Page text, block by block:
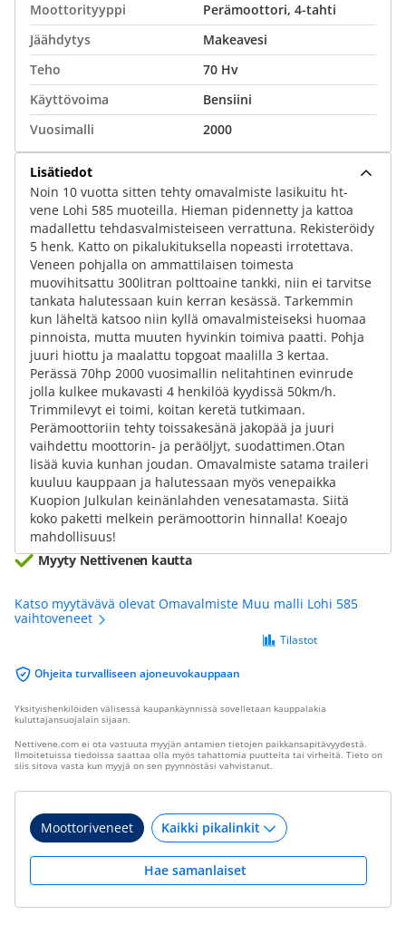
Moottorityyppi
Perämoottori, 4-tahti
Jäähdytys
Makeavesi
Teho
70 Hv
Käyttövoima
Bensiini
Vuosimalli
2000
Lisätiedot
Noin 10 vuotta sitten tehty omavalmiste lasikuitu ht-
vene Lohi 585 muoteilla. Hieman pidennetty ja kattoa
madallettu tehdasvalmisteiseen verrattuna. Rekisteröidy
5 henk. Katto on pikalukituksella nopeasti irrotettava.
Veneen pohjalla on ammattilaisen toimesta
muovihitsattu 300litran polttoaine tankki, niin ei tarvitse
tankata halutessaan kuin kerran kesässä. Tarkemmin
kun läheltä katsoo niin kyllä omavalmisteiseksi huomaa
pinnoista, mutta muuten hyvinkin toimiva paatti. Pohja
juuri hiottu ja maalattu topgoat maalilla 3 kertaa.
Perässä 70hp 2000 vuosimallin nelitahtinen evinrude
jolla kulkee mukavasti 4 henkilöä kyydissä 50km/h.
Trimmilevyt ei toimi, koitan keretä tutkimaan.
Perämoottoriin tehty toissakesänä jakopää ja juuri
vaihdettu moottorin- ja peräöljyt, suodattimen.Otan
lisää kuvia kunhan joudan. Omavalmiste satama traileri
kuuluu kauppaan ja halutessaan myös venepaikka
Kuopion Julkulan keinänlahden venesatamasta. Siitä
koko paketti melkein perämoottorin hinnalla! Koeajo
mahdollisuus!
Myyty Nettivenen kautta
Katso myytävävä olevat Omavalmiste Muu malli Lohi 585
vaihtoveneet
Ohjeita turvalliseen ajoneuvokauppaan
Tilastot
Yksityishenkilöiden välisessä kaupankäynnissä sovelletaan kauppalakia
kuluttajansuojalain sijaan.
Nettivene.com ei ota vastuuta myyjän antamien tietojen paikkansapitävyydestä.
Ilmoitetuissa tiedoissa saattaa olla myös tahattomia puutteita tai virheitä. Tieto on
siis sitova vasta kun myyjä on sen pyynnöstäsi vahvistanut.
Moottoriveneet
Hae samanlaiset